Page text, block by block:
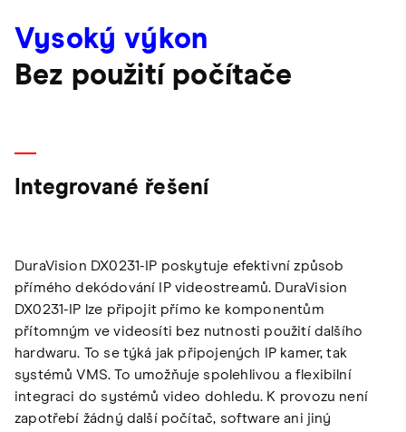
Vysoký výkon
Bez použití počítače
Integrované řešení
DuraVision DX0231-IP poskytuje efektivní způsob
přímého dekódování IP videostreamů. DuraVision
DX0231-IP lze připojit přímo ke komponentům
přítomným ve videosíti bez nutnosti použití dalšího
hardwaru. To se týká jak připojených IP kamer, tak
systémů VMS. To umožňuje spolehlivou a flexibilní
integraci do systémů video dohledu. K provozu není
zapotřebí žádný další počítač, software ani jiný